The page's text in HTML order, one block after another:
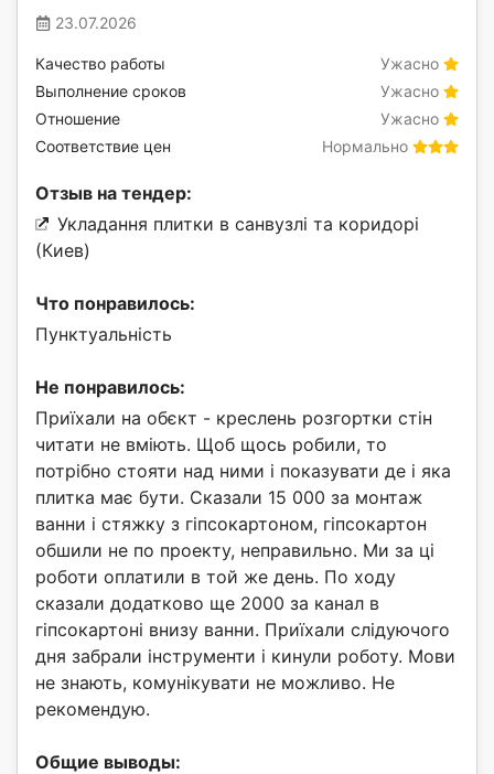
23.07.2026
Ужасно
Качество работы
Ужасно
Выполнение сроков
Ужасно
Отношение
Нормально
Соответствие цен
Отзыв на тендер:
Укладання плитки в санвузлі та коридорі
(Киев)
Что понравилось:
Пунктуальність
Не понравилось:
Приїхали на обєкт - креслень розгортки стін
читати не вміють. Щоб щось робили, то
потрібно стояти над ними і показувати де і яка
плитка має бути. Сказали 15 000 за монтаж
ванни і стяжку з гіпсокартоном, гіпсокартон
обшили не по проекту, неправильно. Ми за ці
роботи оплатили в той же день. По ходу
сказали додатково ще 2000 за канал в
гіпсокартоні внизу ванни. Приїхали слідуючого
дня забрали інструменти і кинули роботу. Мови
не знають, комунікувати не можливо. Не
рекомендую.
Общие выводы: